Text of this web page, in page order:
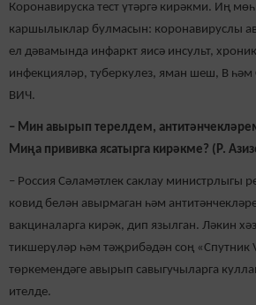
Коронавируска тест үтәргә кирәкми. Иң
каршылыклар булмасын: коронавируслы
ел дәвамында инфаркт яисә инсульт,
инфекцияләр, туберкулез, яман шеш, В һәм
ВИЧ.
– Мин авырып терелдем,
Миңа прививка ясатырга кирәкме? (Р.
– Россия Сәламәтлек саклау министрлыгы
ковид белән авырмаган һәм
вакциналарга кирәк, дип язылган. Ләкин
тикшерүләр һәм тәҗрибәдән соң «Спутник
төркемендәге авырып савыгучыларга
ителде.